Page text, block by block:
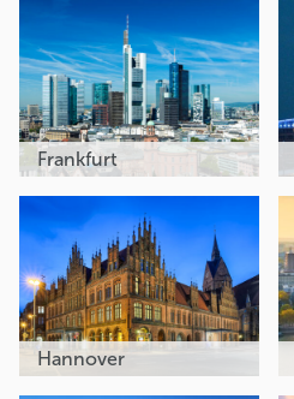
Frankfurt
Hannover